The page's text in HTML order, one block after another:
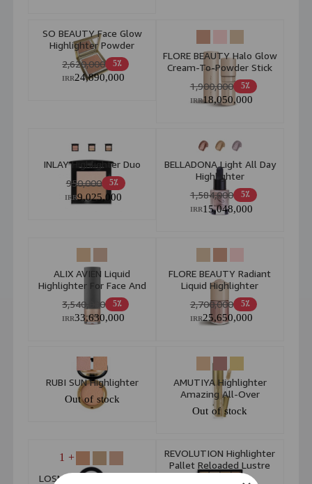
SO BEAUTY Face Glow
Highlighter Powder
Highlighter 01 Moonstone
Glow 10gr5٪ 2,620,000
24,890,000
IRR
FLORE BEAUTY Halo Glow
Cream-To-Powder Stick
Highlighter
5٪ 1,900,000
18,050,000
IRR
INLAY Highlighter Duo
5٪ 950,000
9,025,000
IRR
BELLADONA Light All Day
Highlighter
5٪ 1,584,000
15,048,000
IRR
ALIX AVIEN Liquid
Highlighter For Face And
Body 30ML
5٪ 3,540,000
33,630,000
IRR
FLORE BEAUTY Radiant
Liquid Highlighter
5٪ 2,700,000
25,650,000
IRR
RUBI SUN Highlighter
Out of stock
AMUTIYA Highlighter
Amazing All-Over
Out of stock
+ 1
LOSMENT High Lihghter
REVOLUTION Highlighter
Pallet Reloaded Lustre
Lights Warm